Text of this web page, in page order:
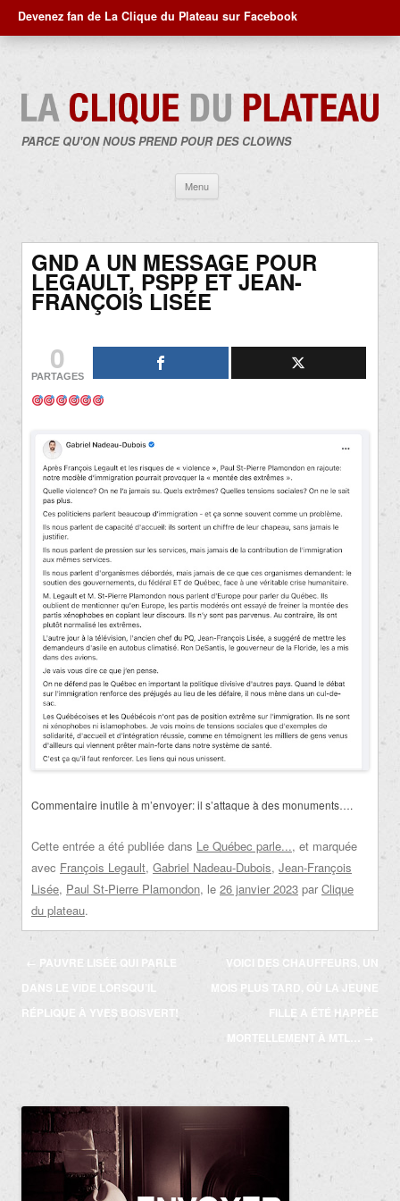
Devenez fan de La Clique du Plateau sur Facebook
PARCE QU'ON NOUS PREND POUR DES CLOWNS
Menu
contenu
GND A UN MESSAGE POUR
LEGAULT, PSPP ET JEAN-
FRANÇOIS LISÉE
0
PARTAGES
Commentaire inutile à m’envoyer: il s’attaque à des monuments….
Cette entrée a été publiée dans Le Québec parle..., et marquée
avec François Legault, Gabriel Nadeau-Dubois, Jean-François
Lisée, Paul St-Pierre Plamondon, le 26 janvier 2023 par Clique
du plateau.
Navigation
des
articles
← PAUVRE LISÉE QUI PARLE
DANS LE VIDE LORSQU’IL
RÉPLIQUE À YVES BOISVERT!
VOICI DES CHAUFFEURS, UN
MOIS PLUS TARD, OÙ LA JEUNE
FILLE A ÉTÉ HAPPÉE
MORTELLEMENT À MTL…
→